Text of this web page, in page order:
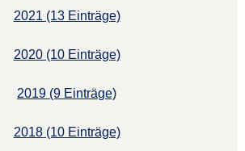
2021 (13 Einträge)
2020 (10 Einträge)
2019 (9 Einträge)
2018 (10 Einträge)